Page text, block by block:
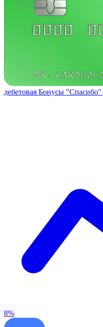
дебетовая Бонусы "Спасибо"
8%